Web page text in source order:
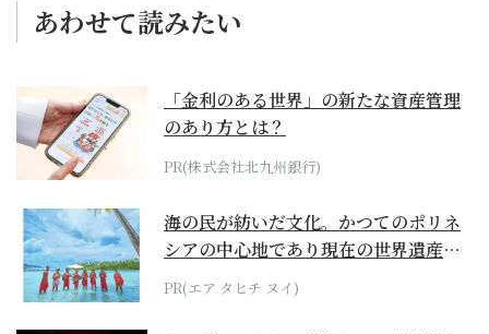
あわせて読みたい
「金利のある世界」の新たな資産管理
のあり方とは？
PR(株式会社北九州銀行)
海の民が紡いだ文化。かつてのポリネ
シアの中心地であり現在の世界遺産か
らみえてくる...
PR(エア タヒチ ヌイ)